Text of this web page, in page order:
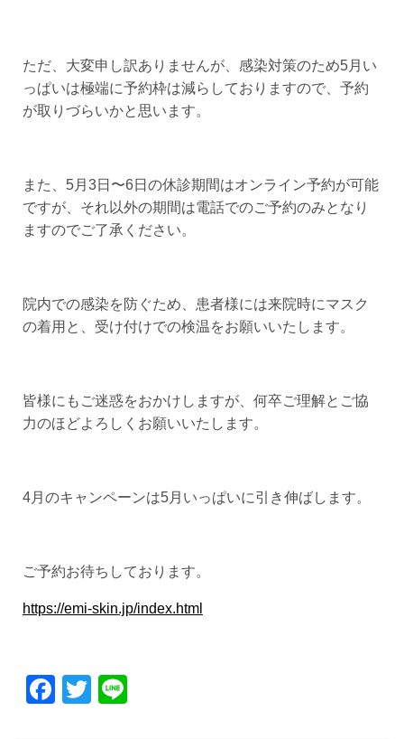
ただ、大変申し訳ありませんが、感染対策のため5月い
っぱいは極端に予約枠は減らしておりますので、予約
が取りづらいかと思います。
また、5月3日〜6日の休診期間はオンライン予約が可能
ですが、それ以外の期間は電話でのご予約のみとなり
ますのでご了承ください。
院内での感染を防ぐため、患者様には来院時にマスク
の着用と、受け付けでの検温をお願いいたします。
皆様にもご迷惑をおかけしますが、何卒ご理解とご協
力のほどよろしくお願いいたします。
4月のキャンペーンは5月いっぱいに引き伸ばします。
ご予約お待ちしております。
https://emi-skin.jp/index.html
Facebook
Twitter
Line